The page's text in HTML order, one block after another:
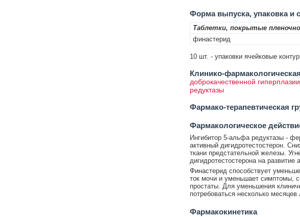
Форма выпуска, упаковка и
Таблетки, покрытые
финастерид
10 шт. - упаковки ячейковые
Клинико-
доброкачественной
редуктазы
Фармако-терапевтическая
Фармакологическое
Ингибитор 5-альфа редуктазы -
активный дигидротестостерон.
ткани предстательной железы.
дигидротестостерона на
Финастерид способствует
ток мочи и уменьшает симптомы,
простаты. Для уменьшения
потребоваться несколько месяцев
Фармакокинетика